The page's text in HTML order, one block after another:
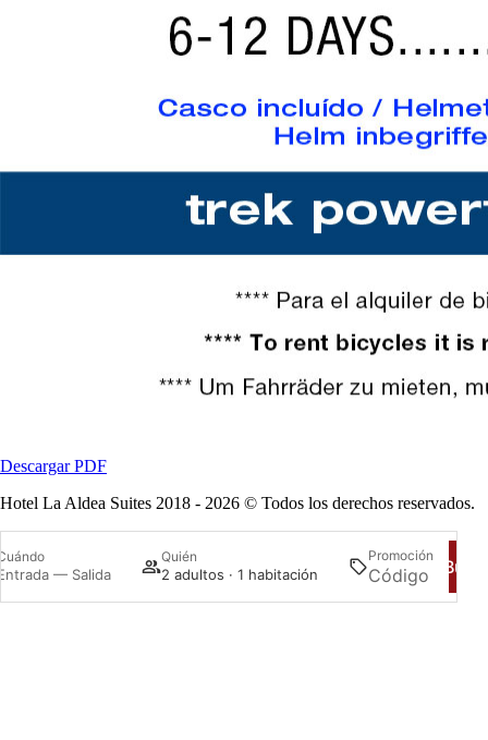
Descargar PDF
Hotel La Aldea Suites 2018 - 2026 © Todos los derechos reservados.
— Salida
Quién
2 adultos · 1 habitación
Promoción